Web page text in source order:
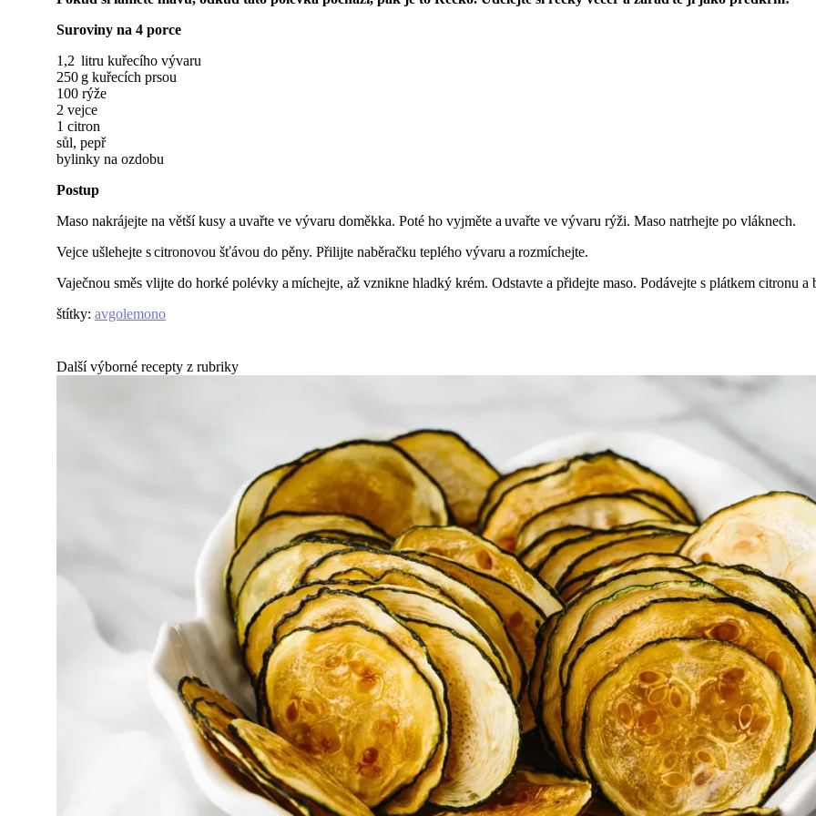
Suroviny na 4 porce
1,2 litru kuřecího vývaru
250 g kuřecích prsou
100 rýže
2 vejce
1 citron
sůl, pepř
bylinky na ozdobu
Postup
Maso nakrájejte na větší kusy a uvařte ve vývaru doměkka. Poté ho vyjměte a uvařte ve vývaru rýži. Maso natrhejte po vláknech.
Vejce ušlehejte s citronovou šťávou do pěny. Přilijte naběračku teplého vývaru a rozmíchejte.
Vaječnou směs vlijte do horké polévky a míchejte, až vznikne hladký krém. Odstavte a přidejte maso. Podávejte s plátkem citronu a
štítky: avgolemono
Další výborné recepty z rubriky